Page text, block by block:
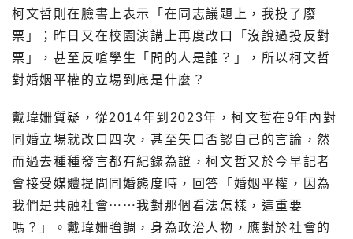
柯文哲則在臉書上表示「在同志議題上，我投了廢
票」；昨日又在校園演講上再度改口「沒說過投反對
票」，甚至反嗆學生「問的人是誰？」，所以柯文哲
對婚姻平權的立場到底是什麼？
戴瑋姍質疑，從2014年到2023年，柯文哲在9年內對
同婚立場就改口四次，甚至矢口否認自己的言論，然
而過去種種發言都有紀錄為證，柯文哲又於今早記者
會接受媒體提問同婚態度時，回答「婚姻平權，因為
我們是共融社會⋯⋯我對那個看法怎樣，這重要
嗎？」。戴瑋姍強調，身為政治人物，應對於社會的